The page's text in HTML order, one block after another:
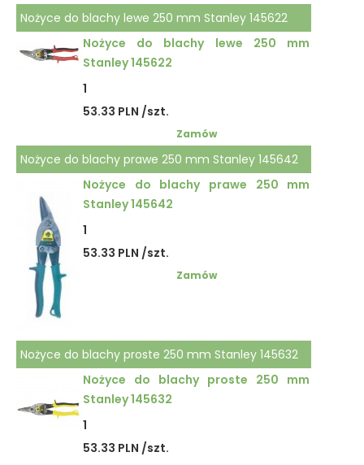
Nożyce do blachy lewe 250 mm Stanley 145622
Nożyce do blachy lewe 250 mm
Stanley 145622
1
53.33 PLN /szt.
Zamów
Nożyce do blachy prawe 250 mm Stanley 145642
Nożyce do blachy prawe 250 mm
Stanley 145642
1
53.33 PLN /szt.
Zamów
Nożyce do blachy proste 250 mm Stanley 145632
Nożyce do blachy proste 250 mm
Stanley 145632
1
53.33 PLN /szt.